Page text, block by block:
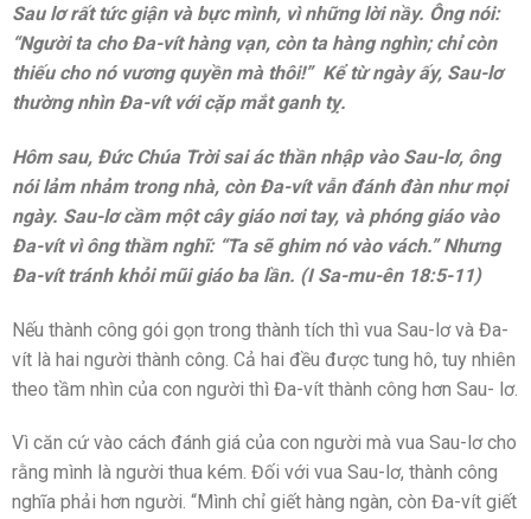
Sau lơ rất tức giận và bực mình, vì những lời nầy. Ông nói:
“Người ta cho Đa-vít hàng vạn, còn ta hàng nghìn; chỉ còn
thiếu cho nó vương quyền mà thôi!” Kể từ ngày ấy, Sau-lơ
thường nhìn Đa-vít với cặp mắt ganh tỵ.
Hôm sau, Đức Chúa Trời sai ác thần nhập vào Sau-lơ, ông
nói lảm nhảm trong nhà, còn Đa-vít vẫn đánh đàn như mọi
ngày. Sau-lơ cầm một cây giáo nơi tay, và phóng giáo vào
Đa-vít vì ông thầm nghĩ: “Ta sẽ ghim nó vào vách.” Nhưng
Đa-vít tránh khỏi mũi giáo ba lần. (I Sa-mu-ên 18:5-11)
Nếu thành công gói gọn trong thành tích thì vua Sau-lơ và Đa-
vít là hai người thành công. Cả hai đều được tung hô, tuy nhiên
theo tầm nhìn của con người thì Đa-vít thành công hơn Sau- lơ.
Vì căn cứ vào cách đánh giá của con người mà vua Sau-lơ cho
rằng mình là người thua kém. Đối với vua Sau-lơ, thành công
nghĩa phải hơn người. “Mình chỉ giết hàng ngàn, còn Đa-vít giết